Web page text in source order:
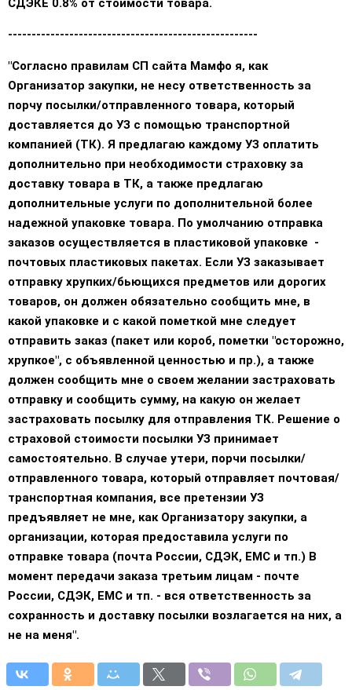
СДЭКЕ 0.8% от стоимости товара.
-----------------------------------------------------
"Согласно правилам СП сайта Мамфо я, как
Организатор закупки, не несу ответственность за
порчу посылки/отправленного товара, который
доставляется до УЗ с помощью транспортной
компанией (ТК). Я предлагаю каждому УЗ оплатить
дополнительно при необходимости страховку за
доставку товара в ТК, а также предлагаю
дополнительные услуги по дополнительной более
надежной упаковке товара. По умолчанию отправка
заказов осуществляется в пластиковой упаковке -
почтовых пластиковых пакетах. Если УЗ заказывает
отправку хрупких/бьющихся предметов или дорогих
товаров, он должен обязательно сообщить мне, в
какой упаковке и с какой пометкой мне следует
отправить заказ (пакет или короб, пометки "осторожно,
хрупкое", с объявленной ценностью и пр.), а также
должен сообщить мне о своем желании застраховать
отправку и сообщить сумму, на какую он желает
застраховать посылку для отправления ТК. Решение о
страховой стоимости посылки УЗ принимает
самостоятельно. В случае утери, порчи посылки/
отправленного товара, который отправляет почтовая/
транспортная компания, все претензии УЗ
предъявляет не мне, как Организатору закупки, а
организации, которая предоставила услуги по
отправке товара (почта России, СДЭК, EMC и тп.) В
момент передачи заказа третьим лицам - почте
России, СДЭК, EMC и тп. - вся ответственность за
сохранность и доставку посылки возлагается на них, а
не на меня".